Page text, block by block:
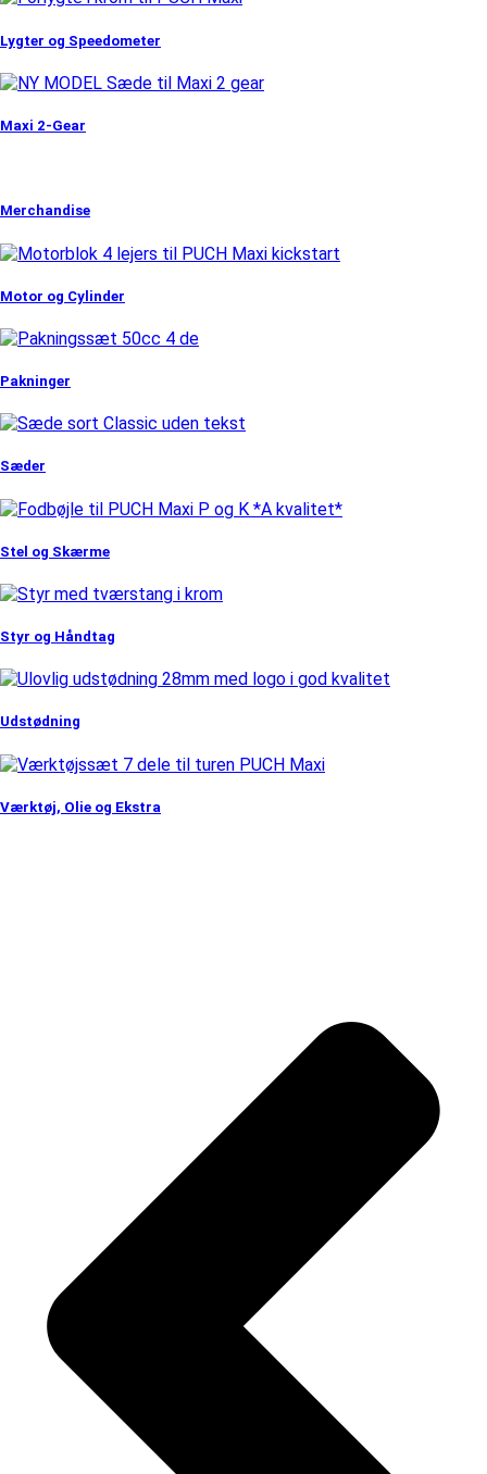
Lygter og Speedometer
Maxi 2-Gear
Merchandise
Motor og Cylinder
Pakninger
Sæder
Stel og Skærme
Styr og Håndtag
Udstødning
Værktøj, Olie og Ekstra